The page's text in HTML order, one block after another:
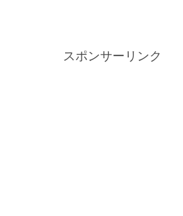
スポンサーリンク